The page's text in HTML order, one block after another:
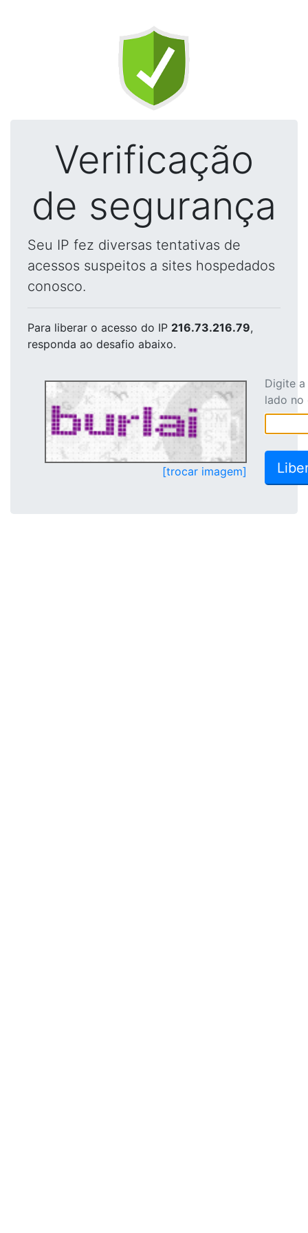
Verificação
de segurança
Seu IP fez diversas tentativas de
acessos suspeitos a sites hospedados
conosco.
Para liberar o acesso do IP 216.73.216.79,
responda ao desafio abaixo.
[trocar imagem]
Digite
lado no